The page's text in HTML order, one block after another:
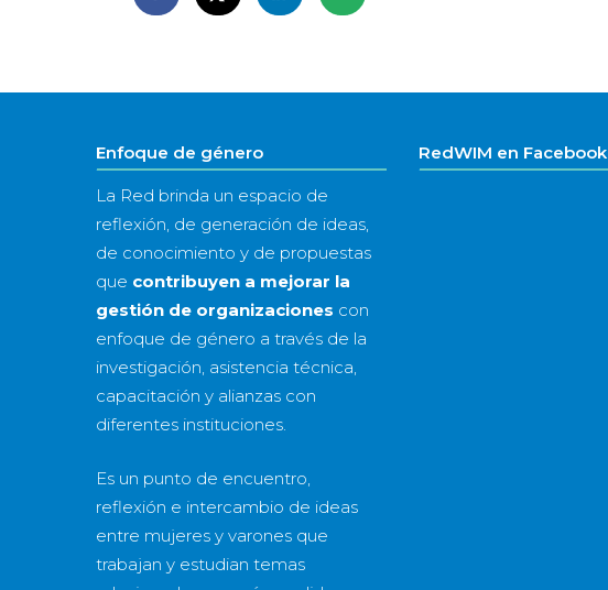
Enfoque de género
La Red brinda un espacio de
reflexión, de generación de ideas,
de conocimiento y de propuestas
que contribuyen a mejorar la
gestión de organizaciones con
enfoque de género a través de la
investigación, asistencia técnica,
capacitación y alianzas con
diferentes instituciones.
Es un punto de encuentro,
reflexión e intercambio de ideas
entre mujeres y varones que
trabajan y estudian temas
RedWIM en Facebook